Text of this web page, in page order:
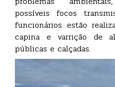
possíveis focos
funcionários estão
capina e varrição de
públicas e calçadas.